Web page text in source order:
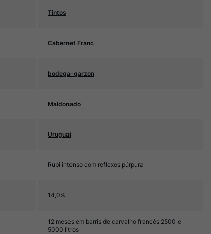
Tintos
Cabernet Franc
bodega-garzon
Maldonado
Uruguai
Rubi intenso com reflexos púrpura
14,0%
12 meses em barris de carvalho francês 2500 e
5000 litros